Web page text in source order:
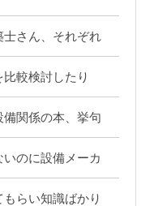
さん、それぞれ
較検討したり
関係の本、挙句
のに設備メーカ
らい知識ばかり